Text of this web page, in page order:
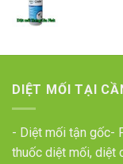
DIỆT MỐI TẠI
- Diệt mối tận gốc-
thuốc diệt mối, diệt